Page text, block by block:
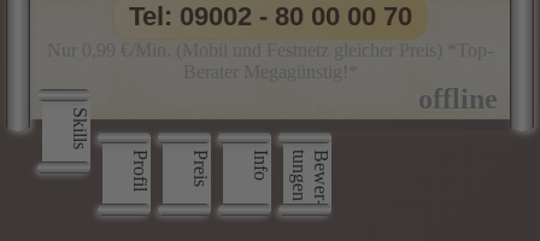
Skills
Profil
Preis Info B
e
w
e
r
­
t
u
n
g
e
n
Tel: 09002 - 80 00 00 70